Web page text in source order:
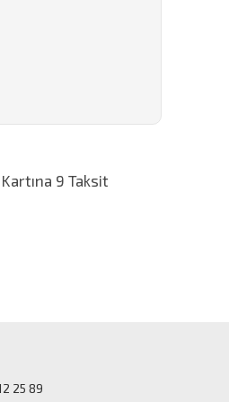
9 Taksit
25 89